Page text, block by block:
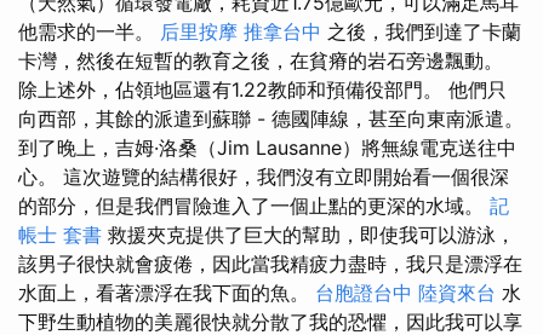
他需求的一半。 后里按摩 推拿台中 之後，我們到達了卡蘭
卡灣，然後在短暫的教育之後，在貧瘠的岩石旁邊飄動。
除上述外，佔領地區還有1.22教師和預備役部門。 他們只
向西部，其餘的派遣到蘇聯 - 德國陣線，甚至向東南派遣。
到了晚上，吉姆·洛桑（Jim Lausanne）將無線電克送往中
心。 這次遊覽的結構很好，我們沒有立即開始看一個很深
的部分，但是我們冒險進入了一個止點的更深的水域。 記
帳士 套書 救援夾克提供了巨大的幫助，即使我可以游泳，
該男子很快就會疲倦，因此當我精疲力盡時，我只是漂浮在
水面上，看著漂浮在我下面的魚。 台胞證台中 陸資來台 水
下野生動植物的美麗很快就分散了我的恐懼，因此我可以享